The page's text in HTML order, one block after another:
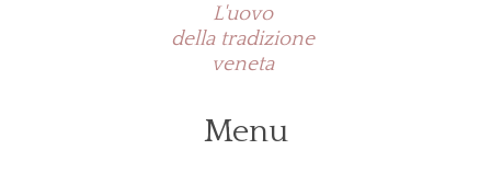
L'uovo
della tradizione
veneta
Menu